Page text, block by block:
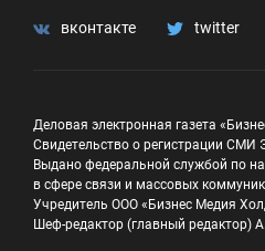
вконтакте twitter
Деловая электронная газета
Свидетельство о регистрации
Выдано федеральной службой по
в сфере связи и массовых
Учредитель ООО «Бизнес Медия
Шеф-редактор (главный редактор)